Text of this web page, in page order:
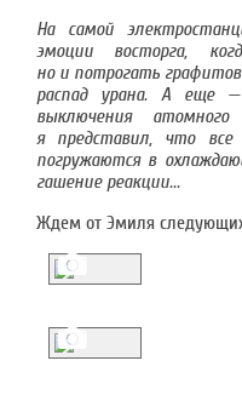
На самой
эмоции восторга,
но и потрогать
распад урана. А еще
выключения
я представил, что
погружаются в
гашение реакции...
Ждем от Эмиля